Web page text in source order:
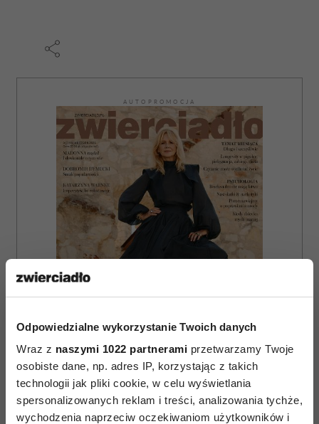
Odpowiedzialne wykorzystanie Twoich danych
Wraz z naszymi 1022 partnerami przetwarzamy Twoje
osobiste dane, np. adres IP, korzystając z takich
technologii jak pliki cookie, w celu wyświetlania
spersonalizowanych reklam i treści, analizowania tychże,
wychodzenia naprzeciw oczekiwaniom użytkowników i
AUTOPROMOCJA
ZAMÓW
WYDANIE DRUKOWANE